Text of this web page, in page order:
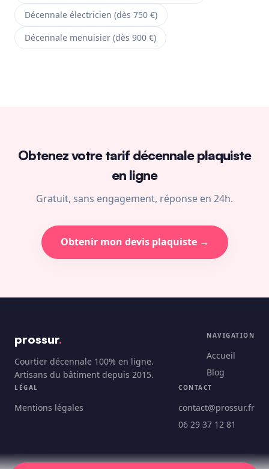
Décennale électricien (dès 750 €)
Décennale menuisier (dès 900 €)
Obtenez votre tarif décennale plaquiste
en ligne
Gratuit, sans engagement, réponse en 24h.
Obtenir mon devis plaquiste →
prossur.
Courtier décennale 100% en ligne.
Artisans du bâtiment depuis 2015.
NAVIGATION
Accueil
Blog
LÉGAL
Mentions légales
CONTACT
contact@prossur.fr
06 29 37 12 81